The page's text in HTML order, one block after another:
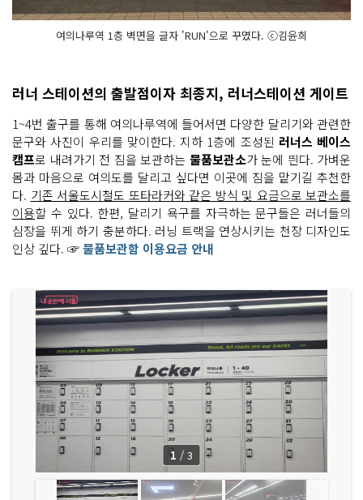
여의나루역 1층 벽면을 글자 'RUN'으로 꾸몄다. ⓒ김윤희
러너 스테이션의 출발점이자 최종지, 러너스테이션 게이트
1~4번 출구를 통해 여의나루역에 들어서면 다양한 달리기와 관련한
문구와 사진이 우리를 맞이한다. 지하 1층에 조성된 러너스 베이스
캠프로 내려가기 전 짐을 보관하는 물품보관소가 눈에 띈다. 가벼운
몸과 마음으로 여의도를 달리고 싶다면 이곳에 짐을 맡기길 추천한
다. 기존 서울도시철도 또타라커와 같은 방식 및 요금으로 보관소를
이용할 수 있다. 한편, 달리기 욕구를 자극하는 문구들은 러너들의
심장을 뛰게 하기 충분하다. 러닝 트랙을 연상시키는 천장 디자인도
인상 깊다. ☞물품보관함 이용요금 안내
1 / 3